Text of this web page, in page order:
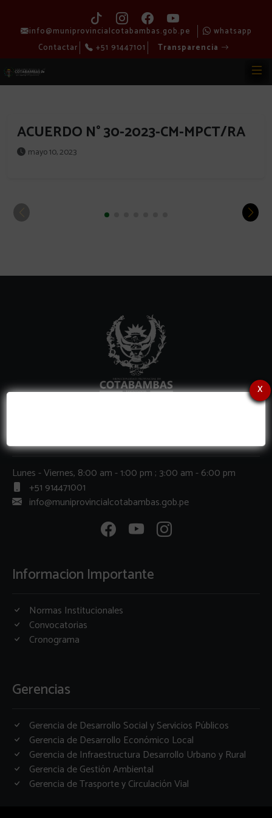
info@muniprovincialcotabambas.gob.pe
whatsapp
Contactar
+51 91447101 Transparencia
ACUERDO N° 30-2023-CM-MPCT/RA
mayo 10, 2023
x
Lunes - Viernes, 8:00 am - 1:00 pm ; 3:00 am - 6:00 pm
+51 914471001
info@muniprovincialcotabambas.gob.pe
Informacion Importante
Normas Institucionales
Convocatorias
Cronograma
Gerencias
Gerencia de Desarrollo Social y Servicios Públicos
Gerencia de Desarrollo Económico Local
Gerencia de Infraestructura Desarrollo Urbano y Rural
Gerencia de Gestión Ambiental
Gerencia de Trasporte y Circulación Vial